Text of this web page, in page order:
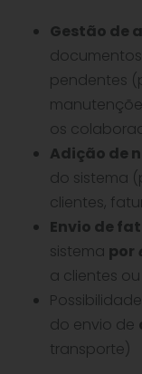
Gestão de
pendentes
os
Adição de
do sistema
clientes,
Envio de
sistema por
a clientes
do envio de
transporte)